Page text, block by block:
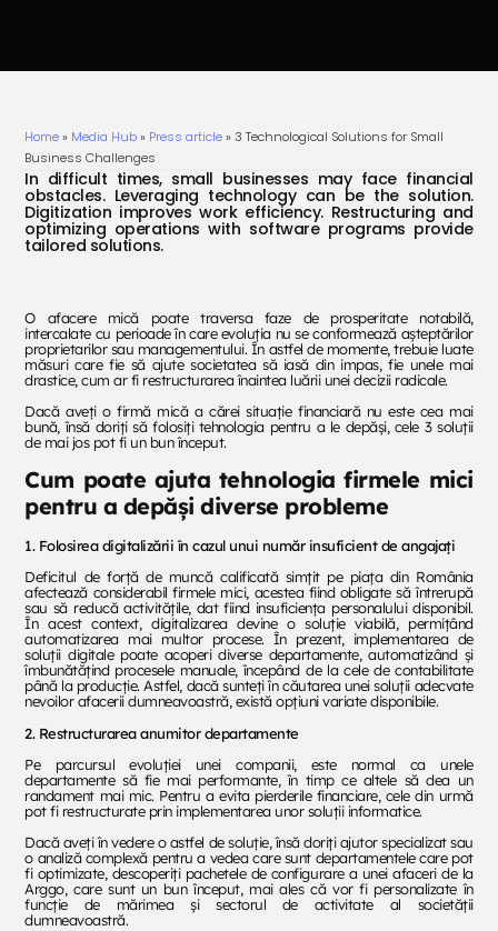
Home» Media Hub» Press article» 3 Technological Solutions for Small
Business Challenges
In difficult times, small businesses may face financial
obstacles. Leveraging technology can be the solution.
Digitization improves work efficiency. Restructuring and
optimizing operations with software programs provide
tailored solutions.
O afacere mică poate traversa faze de prosperitate notabilă,
intercalate cu perioade în care evoluția nu se conformează așteptărilor
proprietarilor sau managementului. În astfel de momente, trebuie luate
măsuri care fie să ajute societatea să iasă din impas, fie unele mai
drastice, cum ar fi restructurarea înaintea luării unei decizii radicale.
Dacă aveți o firmă mică a cărei situație financiară nu este cea mai
bună, însă doriți să folosiți tehnologia pentru a le depăși, cele 3 soluții
de mai jos pot fi un bun început.
Cum poate ajuta tehnologia firmele mici
pentru a depăși diverse probleme
1. Folosirea digitalizării în cazul unui număr insuficient de angajați
Deficitul de forță de muncă calificată simțit pe piața din România
afectează considerabil firmele mici, acestea fiind obligate să întrerupă
sau să reducă activitățile, dat fiind insuficiența personalului disponibil.
În acest context, digitalizarea devine o soluție viabilă, permițând
automatizarea mai multor procese. În prezent, implementarea de
soluții digitale poate acoperi diverse departamente, automatizând și
îmbunătățind procesele manuale, începând de la cele de contabilitate
până la producție. Astfel, dacă sunteți în căutarea unei soluții adecvate
nevoilor afacerii dumneavoastră, există opțiuni variate disponibile.
2. Restructurarea anumitor departamente
Pe parcursul evoluției unei companii, este normal ca unele
departamente să fie mai performante, în timp ce altele să dea un
randament mai mic. Pentru a evita pierderile financiare, cele din urmă
pot fi restructurate prin implementarea unor soluții informatice.
Dacă aveți în vedere o astfel de soluție, însă doriți ajutor specializat sau
o analiză complexă pentru a vedea care sunt departamentele care pot
fi optimizate, descoperiți pachetele de configurare a unei afaceri de la
Arggo, care sunt un bun început, mai ales că vor fi personalizate în
funcție de mărimea și sectorul de activitate al societății
dumneavoastră.